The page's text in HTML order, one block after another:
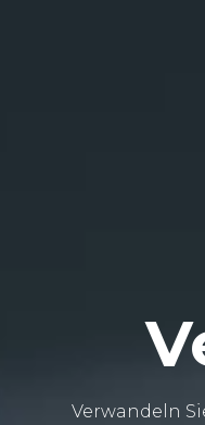
Verwandeln